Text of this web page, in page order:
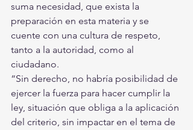
suma necesidad, que exista la
preparación en esta materia y se
cuente con una cultura de respeto,
tanto a la autoridad, como al
ciudadano.
“Sin derecho, no habría posibilidad de
ejercer la fuerza para hacer cumplir la
ley, situación que obliga a la aplicación
del criterio, sin impactar en el tema de